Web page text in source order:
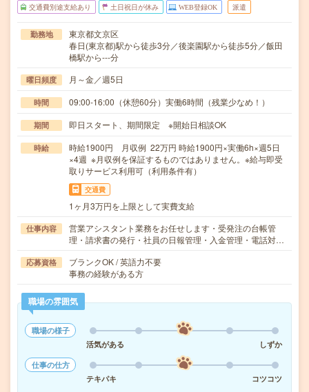
交通費別途支給あり 土日祝日が休み WEB登録OK 派遣
勤務地
東京都文京区
春日(東京都)駅から徒歩3分／後楽園駅から徒歩5分／飯田
橋駅から---分
曜日頻度 月～金／週5日
時間 09:00-16:00（休憩60分）実働6時間（残業少なめ！）
期間 即日スタート、期間限定 ※開始日相談OK
時給
時給1900円 月収例 22万円 時給1900円×実働6h×週5日
×4週 ※月収例を保証するものではありません。※給与即受
取りサービス利用可（利用条件有）
交通費
1ヶ月3万円を上限として実費支給
仕事内容
営業アシスタント業務をお任せします・受発注の台帳管
理・請求書の発行・社員の日報管理・入金管理・電話対…
応募資格
ブランクOK / 英語力不要
事務の経験がある方
職場の雰囲気
職場の様子
活気がある
しずか
仕事の仕方
テキパキ
コツコツ